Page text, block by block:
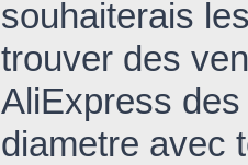
souhaiterais
trouver des
AliExpress
diametre avec